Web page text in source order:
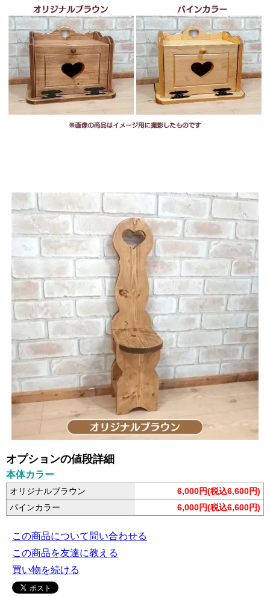
オプションの値段詳細
本体カラー
オリジナルブラウン
6,000円(税込6,600円)
パインカラー
6,000円(税込6,600円)
この商品について問い合わせる
この商品を友達に教える
買い物を続ける